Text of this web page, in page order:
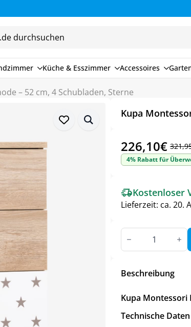
Küche & Esszimmer Accessoires
– 52 cm, 4 Schubladen, Sterne
Kupa
Preis
321,95€
226,10€
Aktueller
Preis
226,10€.
4% Rabatt für
Kostenloser
Lieferzeit: ca. 20.
Kupa
Montessori
Hut
52
Schubladen,
Sterne
Menge
Beschreibung
Kupa Montessori
Technische Daten